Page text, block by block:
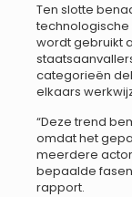
Ten slotte
technologische
wordt gebruikt
categorieën
elkaars
“Deze trend
omdat het
meerdere
bepaalde fasen
rapport.